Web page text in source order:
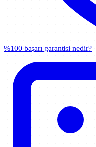
%100 başarı garantisi nedir?